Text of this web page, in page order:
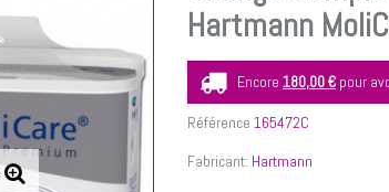
Hartmann
Encore 180,00 € pour
Référence 165472C
Fabricant: Hartmann